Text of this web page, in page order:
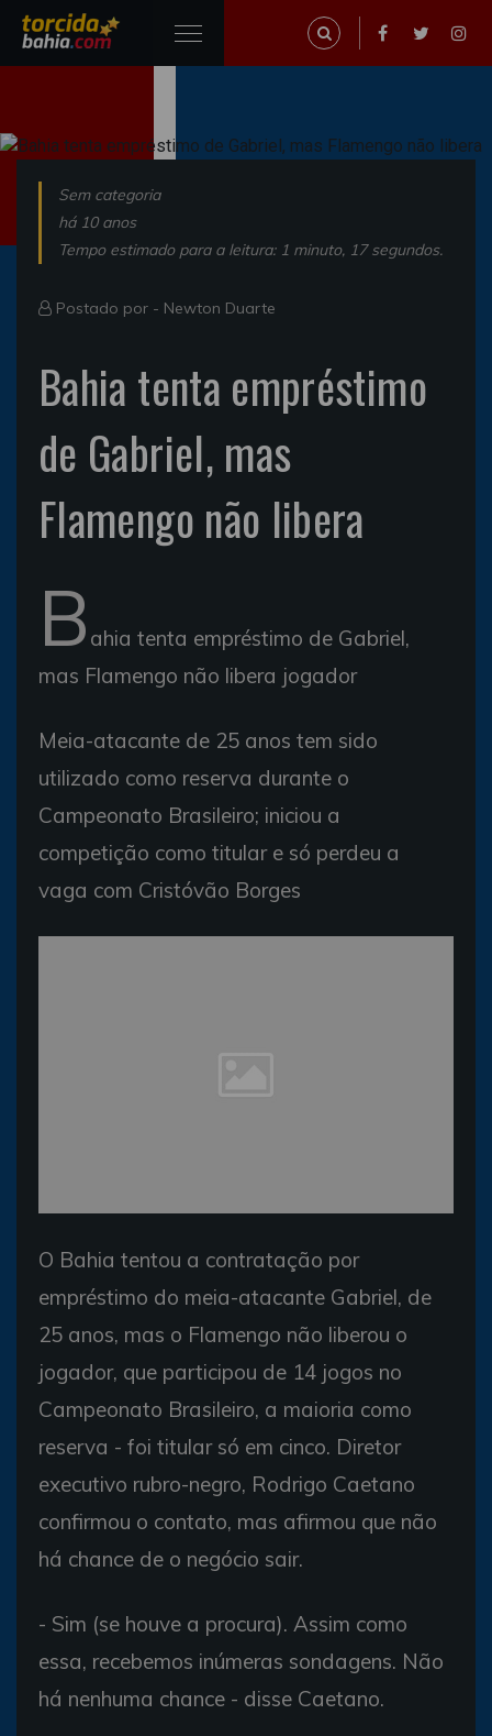
Sem categoria
há 10 anos
Tempo estimado para a leitura: 1 minuto, 17 segundos.
Postado por - Newton Duarte
Bahia tenta empréstimo
de Gabriel, mas
Flamengo não libera
B ahia tenta empréstimo de Gabriel,
mas Flamengo não libera jogador
Meia-atacante de 25 anos tem sido
utilizado como reserva durante o
Campeonato Brasileiro; iniciou a
competição como titular e só perdeu a
vaga com Cristóvão Borges
O Bahia tentou a contratação por
empréstimo do meia-atacante Gabriel, de
25 anos, mas o Flamengo não liberou o
jogador, que participou de 14 jogos no
Campeonato Brasileiro, a maioria como
reserva - foi titular só em cinco. Diretor
executivo rubro-negro, Rodrigo Caetano
confirmou o contato, mas afirmou que não
há chance de o negócio sair.
- Sim (se houve a procura). Assim como
essa, recebemos inúmeras sondagens. Não
há nenhuma chance - disse Caetano.